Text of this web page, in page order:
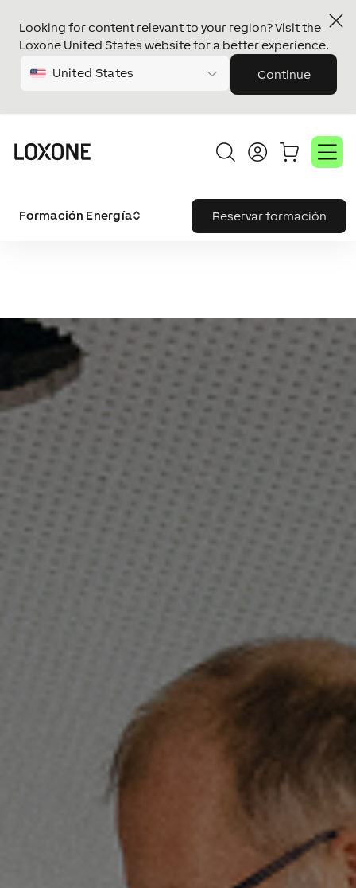
Looking for content relevant to your region? Visit the
Loxone United States website for a better experience.
United States Continue
Formación Energía Reservar formación